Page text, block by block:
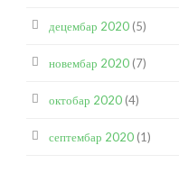
децембар 2020 (5)
новембар 2020 (7)
октобар 2020 (4)
септембар 2020 (1)